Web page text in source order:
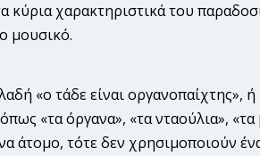
χαρακτηριστικά του
μουσικό.
«ο τάδε είναι οργανοπαίχτης»,
«τα όργανα», «τα νταούλια», «τα
άτομο, τότε δεν χρησιμοποιούν